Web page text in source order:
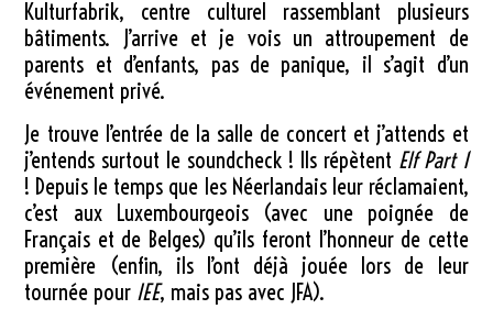
Kulturfabrik, centre culturel rassemblant plusieurs
bâtiments. J’arrive et je vois un attroupement de
parents et d’enfants, pas de panique, il s’agit d’un
événement privé.
Je trouve l’entrée de la salle de concert et j’attends et
j’entends surtout le soundcheck ! Ils répètent Elf Part 1
! Depuis le temps que les Néerlandais leur réclamaient,
c’est aux Luxembourgeois (avec une poignée de
Français et de Belges) qu’ils feront l’honneur de cette
première (enfin, ils l’ont déjà jouée lors de leur
tournée pour IEE, mais pas avec JFA).